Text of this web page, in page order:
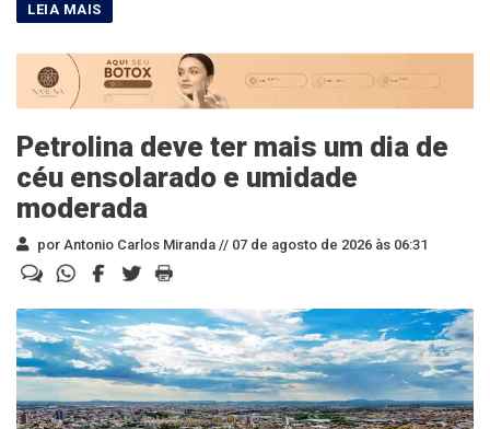
Petrolina deve ter mais um dia de
céu ensolarado e umidade
moderada
por Antonio Carlos Miranda // 07 de agosto de 2026 às 06:31